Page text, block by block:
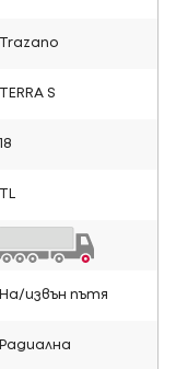
Trazano
TERRA S
18
На/извън пътя
Радиална